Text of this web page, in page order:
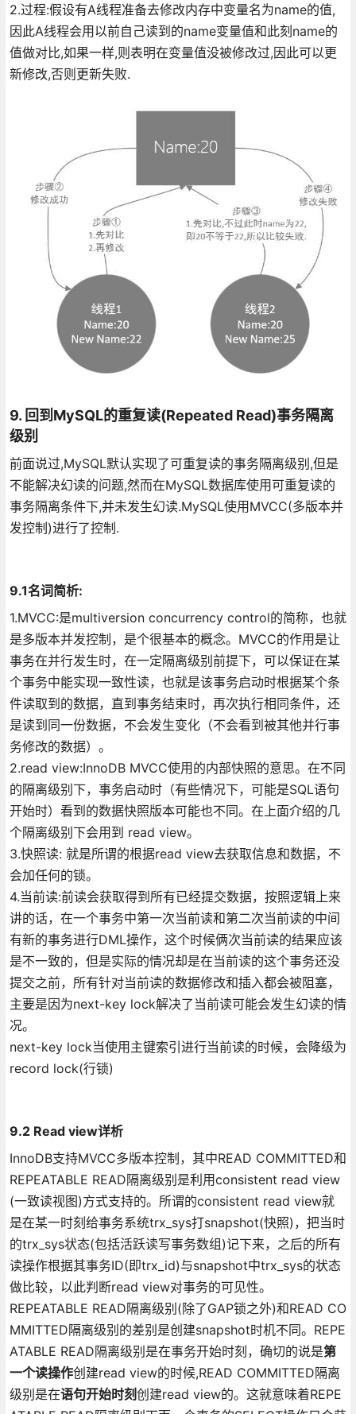
2.过程:假设有A线程准备去修改内存中变量名为name的值,
因此A线程会用以前自己读到的name变量值和此刻name的
值做对比,如果一样,则表明在变量值没被修改过,因此可以更
新修改,否则更新失败.
9. 回到MySQL的重复读(Repeated Read)事务隔离
级别
前面说过,MySQL默认实现了可重复读的事务隔离级别,但是
不能解决幻读的问题,然而在MySQL数据库使用可重复读的
事务隔离条件下,并未发生幻读.MySQL使用MVCC(多版本并
发控制)进行了控制.
9.1名词简析:
1.MVCC:是multiversion concurrency control的简称，也就
是多版本并发控制，是个很基本的概念。MVCC的作用是让
事务在并行发生时，在一定隔离级别前提下，可以保证在某
个事务中能实现一致性读，也就是该事务启动时根据某个条
件读取到的数据，直到事务结束时，再次执行相同条件，还
是读到同一份数据，不会发生变化（不会看到被其他并行事
务修改的数据）。
2.read view:InnoDB MVCC使用的内部快照的意思。在不同
的隔离级别下，事务启动时（有些情况下，可能是SQL语句
开始时）看到的数据快照版本可能也不同。在上面介绍的几
个隔离级别下会用到 read view。
3.快照读: 就是所谓的根据read view去获取信息和数据，不
会加任何的锁。
4.当前读:前读会获取得到所有已经提交数据，按照逻辑上来
讲的话，在一个事务中第一次当前读和第二次当前读的中间
有新的事务进行DML操作，这个时候俩次当前读的结果应该
是不一致的，但是实际的情况却是在当前读的这个事务还没
提交之前，所有针对当前读的数据修改和插入都会被阻塞，
主要是因为next-key lock解决了当前读可能会发生幻读的情
况。
next-key lock当使用主键索引进行当前读的时候，会降级为
record lock(行锁)
9.2 Read view详析
InnoDB支持MVCC多版本控制，其中READ COMMITTED和
REPEATABLE READ隔离级别是利用consistent read view
(一致读视图)方式支持的。所谓的consistent read view就
是在某一时刻给事务系统trx_sys打snapshot(快照)，把当时
的trx_sys状态(包括活跃读写事务数组)记下来，之后的所有
读操作根据其事务ID(即trx_id)与snapshot中trx_sys的状态
做比较，以此判断read view对事务的可见性。
REPEATABLE READ隔离级别(除了GAP锁之外)和READ CO
MMITTED隔离级别的差别是创建snapshot时机不同。REPE
ATABLE READ隔离级别是在事务开始时刻，确切的说是第
一个读操作创建read view的时候,READ COMMITTED隔离
级别是在语句开始时刻创建read view的。这就意味着REPE